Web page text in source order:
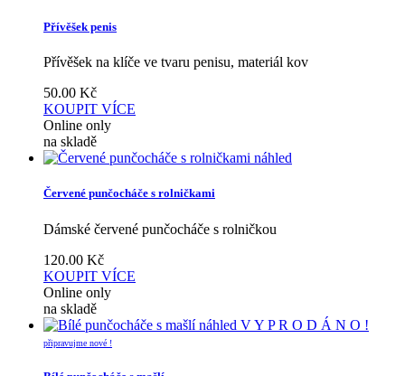
Přívěšek penis
Přívěšek na klíče ve tvaru penisu, materiál kov
50.00 Kč
KOUPIT VÍCE
Online only
na skladě
náhled
Červené punčocháče s rolničkami
Dámské červené punčocháče s rolničkou
120.00 Kč
KOUPIT VÍCE
Online only
na skladě
náhled V Y P R O D Á N O !
připravujme nové !